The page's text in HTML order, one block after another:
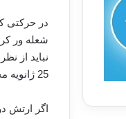
شعله ور
نباید از
25 ژانویه مجازات یا حتی محکوم نشدند.
اگر ارتش